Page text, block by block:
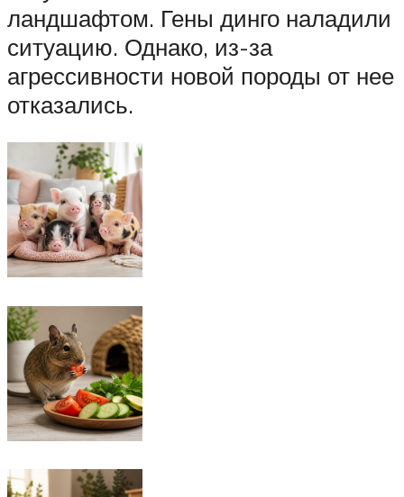
ландшафтом. Гены динго наладили
ситуацию. Однако, из-за
агрессивности новой породы от нее
отказались.